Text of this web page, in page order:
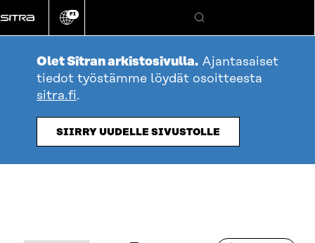
suoraan
sisältöön
Vaihda
kieli
FI
Hae
Olet Sitran arkistosivulla. Ajantasaiset
tiedot työstämme löydät osoitteesta
sitra.fi.
SIIRRY UUDELLE SIVUSTOLLE